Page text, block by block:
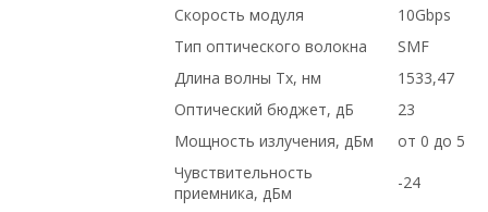
Скорость модуля
10Gbps
Тип оптического волокна
SMF
Длина волны Tx, нм
1533,47
Оптический бюджет, дБ
23
Мощность излучения, дБм
от 0 до 5
Чувствительность
приемника, дБм
-24